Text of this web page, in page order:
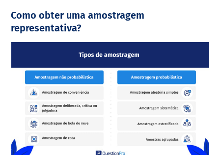
Como obter uma amostragem
representativa?